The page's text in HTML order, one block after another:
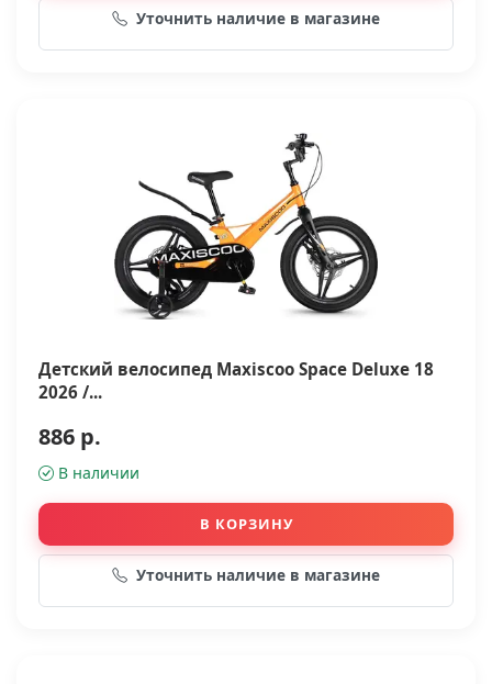
Уточнить наличие в магазине
Детский велосипед Maxiscoo Space Deluxe 18
2026 /...
886 р.
В наличии
В КОРЗИНУ
Уточнить наличие в магазине